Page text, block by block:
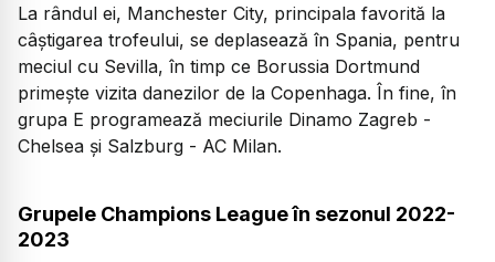
La rândul ei, Manchester City, principala favorită la
câștigarea trofeului, se deplasează în Spania, pentru
meciul cu Sevilla, în timp ce Borussia Dortmund
primește vizita danezilor de la Copenhaga. În fine, în
grupa E programează meciurile Dinamo Zagreb -
Chelsea și Salzburg - AC Milan.
Grupele Champions League în sezonul 2022-
2023